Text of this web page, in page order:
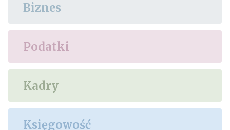
Biznes
Podatki
Kadry
Księgowość